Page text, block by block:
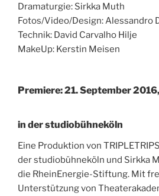
Dramaturgie: Sirkka Muth
Fotos/Video/Design: Alessandro
Technik: David Carvalho Hilje
MakeUp: Kerstin Meisen
Premiere: 21. September
in der studiobühneköln
Eine Produktion von
der studiobühneköln und Sirkka
die RheinEnergie-Stiftung. Mit
Unterstützung von